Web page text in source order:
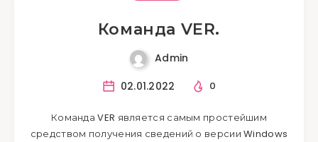
Команда VER.
Admin
02.01.2022
0
Команда VER является самым простейшим
средством получения сведений о версии Windows